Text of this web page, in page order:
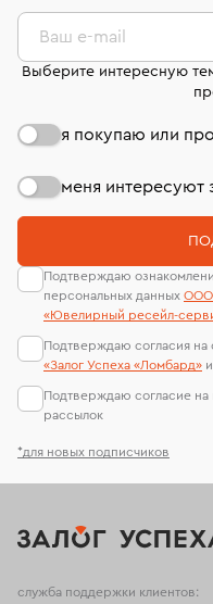
комиссионных
странице«Возврат
лабораторий
*для новых подписчиков
Ваш e-mail
Выберите интересную
я покупаю или
меня интересуют
Подтверждаю
персональных данных ООО
«Ювелирный ресейл-
Подтверждаю согласия на
«Залог Успеха «Ломбард» и
Подтверждаю согласие
рассылок
служба поддержки клиентов: